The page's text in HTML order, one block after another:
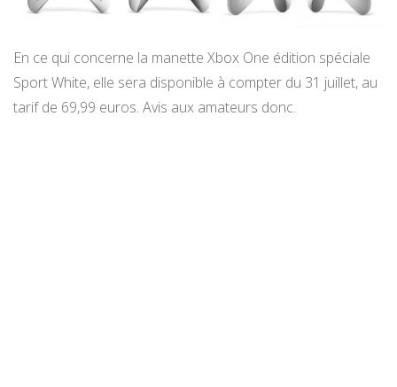
En ce qui concerne la manette Xbox One édition spéciale
Sport White, elle sera disponible à compter du 31 juillet, au
tarif de 69,99 euros. Avis aux amateurs donc.